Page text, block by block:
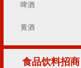
啤酒
黄酒
食品饮料招商